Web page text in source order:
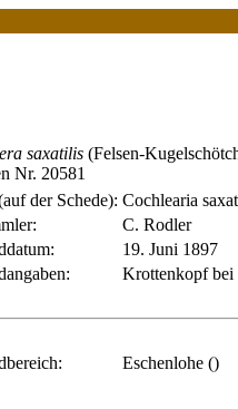
saxatilis (Felsen-
Nr. 20581
der Schede): Cochlearia
C. Rodler
19. Juni 1897
Krottenkopf bei
Eschenlohe ()